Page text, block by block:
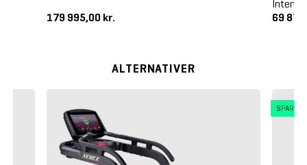
179 995,00 kr.
69
ALTERNATIVER
SPAR